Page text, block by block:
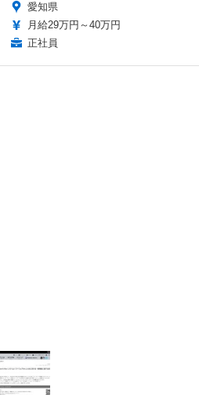
愛知県
月給29万円～40万円
正社員